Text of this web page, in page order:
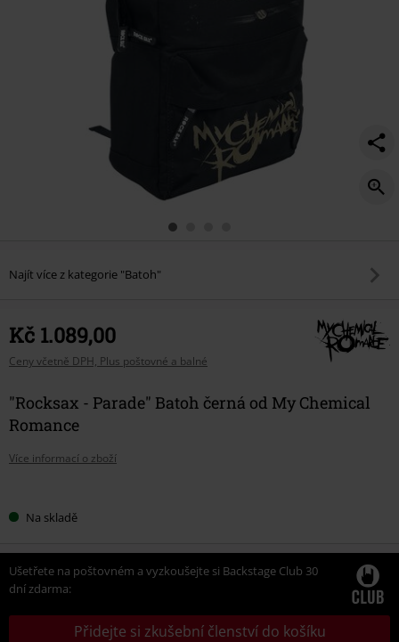
Najít více z kategorie "Batoh"
Kč 1.089,00
Ceny včetně DPH, Plus poštovné a balné
"Rocksax - Parade" Batoh černá od My Chemical
Romance
Více informací o zboží
si Na skladě
Ušetřete na poštovném a vyzkoušejte si Backstage Club 30
dní zdarma:
Přidejte si zkušební členství do košíku